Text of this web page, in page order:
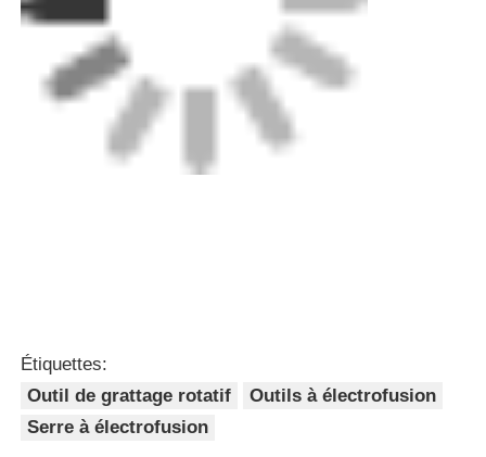
Étiquettes:
Outil de grattage rotatif
Outils à électrofusion
Serre à électrofusion